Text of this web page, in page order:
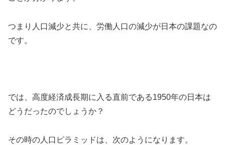
つまり人口減少と共に、労働人口の減少が日本の課題なの
です。
では、高度経済成長期に入る直前である1950年の日本は
どうだったのでしょうか？
その時の人口ピラミッドは、次のようになります。